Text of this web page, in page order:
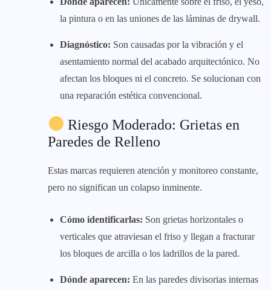
la pintura o en las uniones de las láminas de drywall.
Diagnóstico: Son causadas por la vibración y el
asentamiento normal del acabado arquitectónico. No
afectan los bloques ni el concreto. Se solucionan con
una reparación estética convencional.
Riesgo Moderado: Grietas en
Paredes de Relleno
Estas marcas requieren atención y monitoreo constante,
pero no significan un colapso inminente.
Cómo identificarlas: Son grietas horizontales o
verticales que atraviesan el friso y llegan a fracturar
los bloques de arcilla o los ladrillos de la pared.
Dónde aparecen: En las paredes divisorias internas